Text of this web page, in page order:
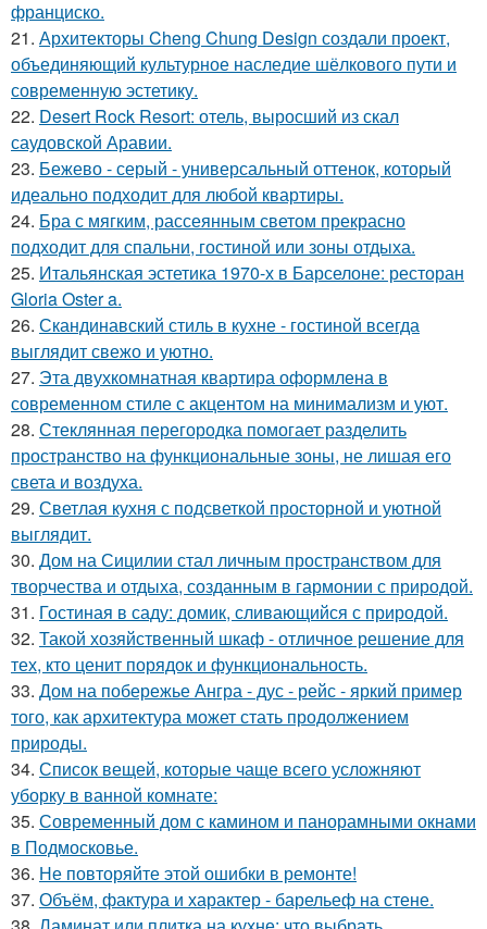
франциско.
21. Архитекторы Cheng Chung Design создали проект,
объединяющий культурное наследие шёлкового пути и
современную эстетику.
22. Desert Rock Resort: отель, выросший из скал
саудовской Аравии.
23. Бежево - серый - универсальный оттенок, который
идеально подходит для любой квартиры.
24. Бра с мягким, рассеянным светом прекрасно
подходит для спальни, гостиной или зоны отдыха.
25. Итальянская эстетика 1970-х в Барселоне: ресторан
Gloria Oster a.
26. Скандинавский стиль в кухне - гостиной всегда
выглядит свежо и уютно.
27. Эта двухкомнатная квартира оформлена в
современном стиле с акцентом на минимализм и уют.
28. Стеклянная перегородка помогает разделить
пространство на функциональные зоны, не лишая его
света и воздуха.
29. Светлая кухня с подсветкой просторной и уютной
выглядит.
30. Дом на Сицилии стал личным пространством для
творчества и отдыха, созданным в гармонии с природой.
31. Гостиная в саду: домик, сливающийся с природой.
32. Такой хозяйственный шкаф - отличное решение для
тех, кто ценит порядок и функциональность.
33. Дом на побережье Ангра - дус - рейс - яркий пример
того, как архитектура может стать продолжением
природы.
34. Список вещей, которые чаще всего усложняют
уборку в ванной комнате:
35. Современный дом с камином и панорамными окнами
в Подмосковье.
36. Не повторяйте этой ошибки в ремонте!
37. Объём, фактура и характер - барельеф на стене.